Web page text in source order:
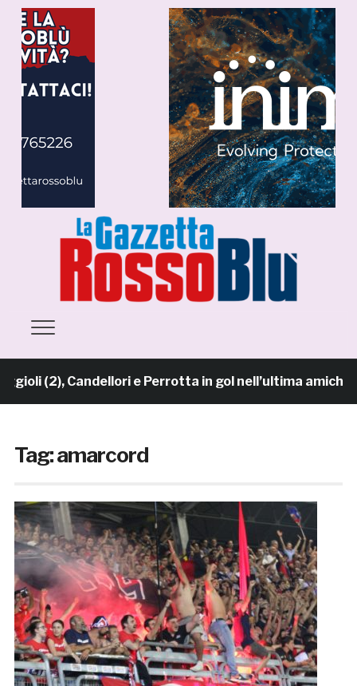
Candellori e Perrotta in gol nell’ultima amichevole.
Tag:amarcord